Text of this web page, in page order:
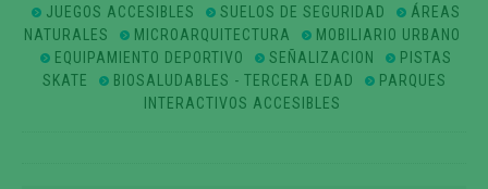
JUEGOS ACCESIBLES
SUELOS DE SEGURIDAD
ÁREAS
NATURALES
MICROARQUITECTURA
MOBILIARIO URBANO
EQUIPAMIENTO DEPORTIVO
SEÑALIZACION
PISTAS
SKATE
BIOSALUDABLES - TERCERA EDAD
PARQUES
INTERACTIVOS ACCESIBLES